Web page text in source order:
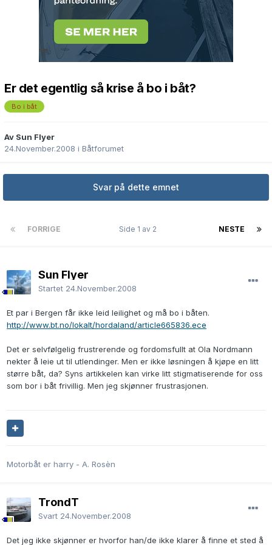
Er det egentlig så krise å bo i båt?
Bo i båt
Av Sun Flyer
24.November.2008 i Båtforumet
Svar på dette emnet
FORRIGE NESTE
Side 1 av 2
Sun Flyer
Startet 24.November.2008
Et par i Bergen får ikke leid leilighet og må bo i båten.
http://www.bt.no/lokalt/hordaland/article665836.ece
Det er selvfølgelig frustrerende og fordomsfullt at Ola Nordmann
nekter å leie ut til utlendinger. Men er ikke løsningen å kjøpe en litt
større båt, da? Syns artikkelen kan virke litt stigmatiserende for oss
som bor i båt frivillig. Men jeg skjønner frustrasjonen.
Motorbåt er harry - A. Rosèn
TrondT
Svart 24.November.2008
Det jeg ikke skjønner er hvorfor han/de ikke klarer å finne et sted å